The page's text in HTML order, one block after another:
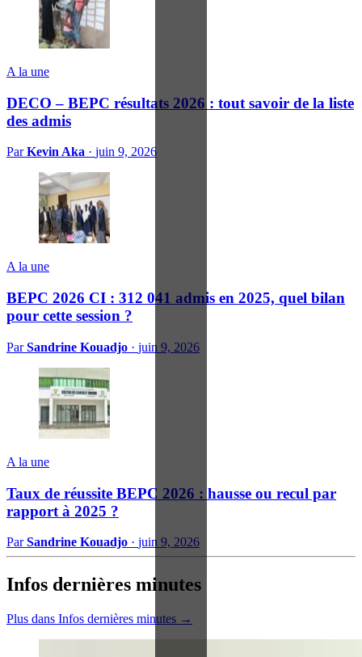
A la une
DECO – BEPC résultats 2026 : tout savoir de la liste
des admis
ParKevin Aka · juin 9, 2026
A la une
BEPC 2026 CI : 312 041 admis en 2025, quel bilan
pour cette session ?
ParSandrine Kouadjo · juin 9, 2026
A la une
Taux de réussite BEPC 2026 : hausse ou recul par
rapport à 2025 ?
ParSandrine Kouadjo · juin 9, 2026
Infos dernières minutes
Plus dans Infos dernières minutes →